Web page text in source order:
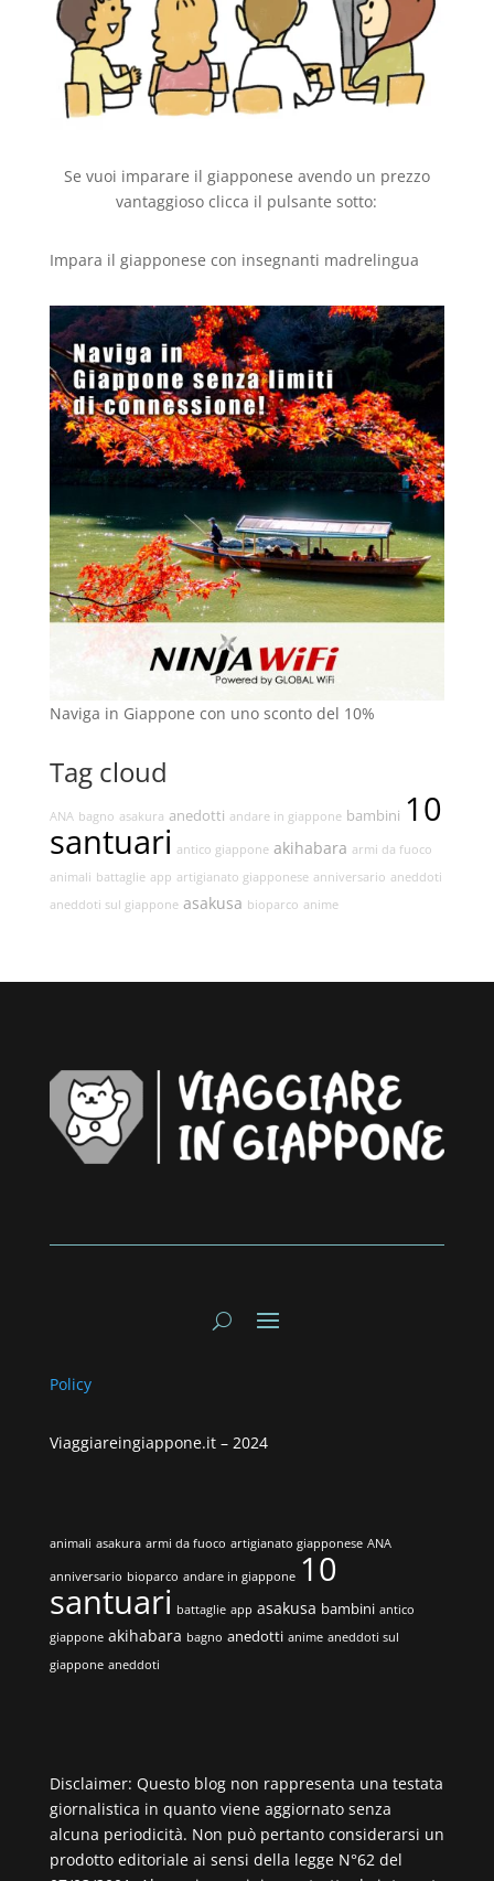
Se vuoi imparare il giapponese avendo un prezzo
vantaggioso clicca il pulsante sotto:
Impara il giapponese con insegnanti madrelingua
Naviga in Giappone con uno sconto del 10%
Tag cloud
ANA bagno asakura anedotti andare in giappone bambini 10
santuari antico giappone akihabara armi da fuoco
animali battaglie app artigianato giapponese anniversario aneddoti
aneddoti sul giappone asakusa bioparco anime
Policy
Viaggiareingiappone.it – 2024
animali asakura armi da fuoco artigianato giapponese ANA
anniversario bioparco andare in giappone 10
santuari battaglie app asakusa bambini antico
giappone akihabara bagno anedotti anime aneddoti sul
giappone aneddoti
Disclaimer: Questo blog non rappresenta una testata
giornalistica in quanto viene aggiornato senza
alcuna periodicità. Non può pertanto considerarsi un
prodotto editoriale ai sensi della legge N°62 del